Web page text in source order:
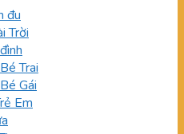
đu
Trời
Trai
Gái
Em